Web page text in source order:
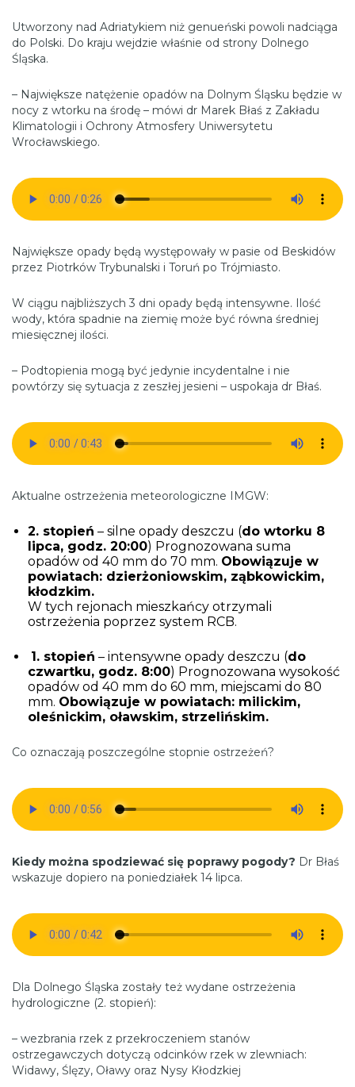
Utworzony nad Adriatykiem niż genueński powoli nadciąga
do Polski. Do kraju wejdzie właśnie od strony Dolnego
Śląska.
– Największe natężenie opadów na Dolnym Śląsku będzie w
nocy z wtorku na środę – mówi dr Marek Błaś z Zakładu
Klimatologii i Ochrony Atmosfery Uniwersytetu
Wrocławskiego.
Największe opady będą występowały w pasie od Beskidów
przez Piotrków Trybunalski i Toruń po Trójmiasto.
W ciągu najbliższych 3 dni opady będą intensywne. Ilość
wody, która spadnie na ziemię może być równa średniej
miesięcznej ilości.
– Podtopienia mogą być jedynie incydentalne i nie
powtórzy się sytuacja z zeszłej jesieni – uspokaja dr Błaś.
Aktualne ostrzeżenia meteorologiczne IMGW:
2. stopień – silne opady deszczu (do wtorku 8
lipca, godz. 20:00) Prognozowana suma
opadów od 40 mm do 70 mm. Obowiązuje w
powiatach: dzierżoniowskim, ząbkowickim,
kłodzkim.
W tych rejonach mieszkańcy otrzymali
ostrzeżenia poprzez system RCB.
1. stopień – intensywne opady deszczu (do
czwartku, godz. 8:00) Prognozowana wysokość
opadów od 40 mm do 60 mm, miejscami do 80
mm. Obowiązuje w powiatach: milickim,
oleśnickim, oławskim, strzelińskim.
Co oznaczają poszczególne stopnie ostrzeżeń?
Kiedy można spodziewać się poprawy pogody? Dr Błaś
wskazuje dopiero na poniedziałek 14 lipca.
Dla Dolnego Śląska zostały też wydane ostrzeżenia
hydrologiczne (2. stopień):
– wezbrania rzek z przekroczeniem stanów
ostrzegawczych dotyczą odcinków rzek w zlewniach:
Widawy, Ślęzy, Oławy oraz Nysy Kłodzkiej